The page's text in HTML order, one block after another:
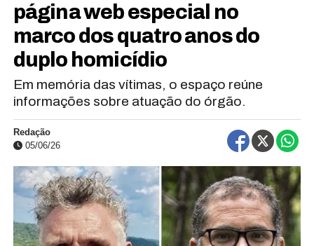
página web especial no
marco dos quatro anos do
duplo homicídio
Em memória das vítimas, o espaço reúne
informações sobre atuação do órgão.
Redação
05/06/26